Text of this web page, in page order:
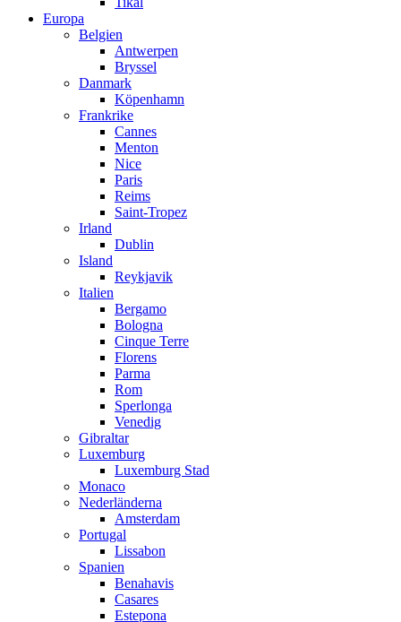
Europa
Belgien
Antwerpen
Bryssel
Danmark
Köpenhamn
Frankrike
Cannes
Menton
Nice
Paris
Reims
Saint-Tropez
Irland
Dublin
Island
Reykjavik
Italien
Bergamo
Bologna
Cinque Terre
Florens
Parma
Rom
Sperlonga
Venedig
Gibraltar
Luxemburg
Luxemburg Stad
Monaco
Nederländerna
Amsterdam
Portugal
Lissabon
Spanien
Benahavis
Casares
Estepona